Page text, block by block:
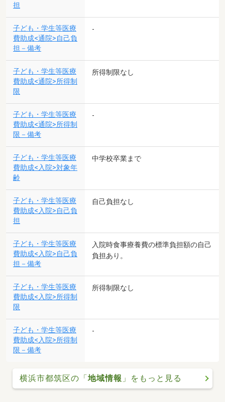
担
子ども・学生等医療
費助成<通院>自己負
担－備考
-
子ども・学生等医療
費助成<通院>所得制
限
所得制限なし
子ども・学生等医療
費助成<通院>所得制
限－備考
-
子ども・学生等医療
費助成<入院>対象年
齢
中学校卒業まで
子ども・学生等医療
費助成<入院>自己負
担
自己負担なし
子ども・学生等医療
費助成<入院>自己負
担－備考
入院時食事療養費の標準負担額の自己
負担あり。
子ども・学生等医療
費助成<入院>所得制
限
所得制限なし
子ども・学生等医療
費助成<入院>所得制
限－備考
-
横浜市都筑区の「 地域情報 」をもっと見る